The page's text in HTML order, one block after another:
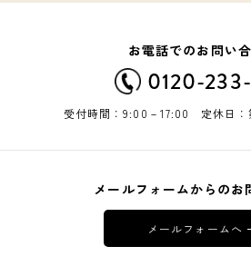
お電話でのお問い
0120-
受付時間：9:00－17:00 定休日：
メールフォームからのお
メールフォームへ